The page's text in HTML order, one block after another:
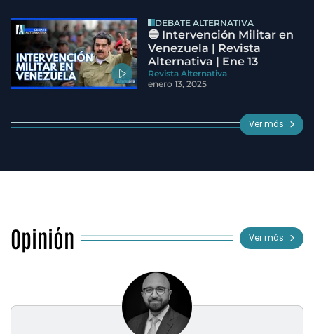
DEBATE ALTERNATIVA
🔵 Intervención Militar en
Venezuela | Revista
Alternativa | Ene 13
Revista Alternativa
enero 13, 2025
Ver más
Opinión Ver más